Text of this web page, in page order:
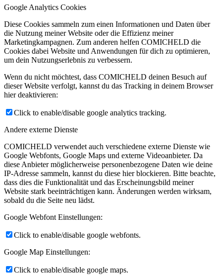
Google Analytics Cookies
Diese Cookies sammeln zum einen Informationen und Daten über
die Nutzung meiner Website oder die Effizienz meiner
Marketingkampagnen. Zum anderen helfen COMICHELD die
Cookies dabei Website und Anwendungen für dich zu optimieren,
um dein Nutzungserlebnis zu verbessern.
Wenn du nicht möchtest, dass COMICHELD deinen Besuch auf
dieser Website verfolgt, kannst du das Tracking in deinem Browser
hier deaktivieren:
Click to enable/disable google analytics tracking.
Andere externe Dienste
COMICHELD verwendet auch verschiedene externe Dienste wie
Google Webfonts, Google Maps und externe Videoanbieter. Da
diese Anbieter möglicherweise personenbezogene Daten wie deine
IP-Adresse sammeln, kannst du diese hier blockieren. Bitte beachte,
dass dies die Funktionalität und das Erscheinungsbild meiner
Website stark beeinträchtigen kann. Änderungen werden wirksam,
sobald du die Seite neu lädst.
Google Webfont Einstellungen:
Click to enable/disable google webfonts.
Google Map Einstellungen:
Click to enable/disable google maps.